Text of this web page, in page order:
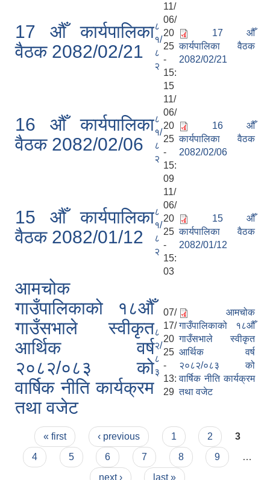
17 औँ कार्यपालिका
वैठक 2082/02/21
८
१/
८
२
11/
06/
20
25
-
15:
15
17 औँ
कार्यपालिका वैठक
2082/02/21
16 औँ कार्यपालिका
वैठक 2082/02/06
८
१/
८
२
11/
06/
20
25
-
15:
09
16 औँ
कार्यपालिका वैठक
2082/02/06
15 औँ कार्यपालिका
वैठक 2082/01/12
८
१/
८
२
11/
06/
20
25
-
15:
03
15 औँ
कार्यपालिका वैठक
2082/01/12
आमचोक
गाउँपालिकाको १८औँ
गाउँसभाले स्वीकृत
आर्थिक वर्ष
२०८२/०८३ को
वार्षिक नीति कार्यक्रम
तथा वजेट
८
२/
८
३
07/
17/
20
25
-
13:
29
आमचोक
गाउँपालिकाको १८औँ
गाउँसभाले स्वीकृत
आर्थिक वर्ष
२०८२/०८३ को
वार्षिक नीति कार्यक्रम
तथा वजेट
Pages
« first ‹ previous 1 2
3
4
5 6 7 8 9
…
next ›
last »